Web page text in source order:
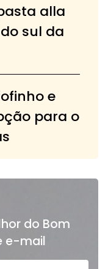
alla
sul da
e
para o
do Bom
e-mail